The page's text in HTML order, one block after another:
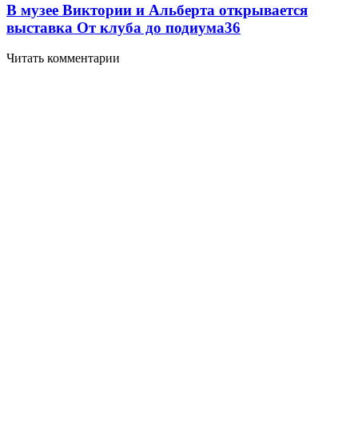
В музее Виктории и Альберта открывается
выставка От клуба до подиума36
Читать комментарии